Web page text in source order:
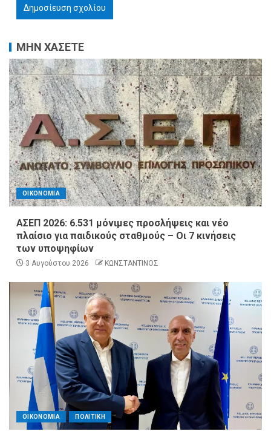
ΜΗΝ ΧΑΣΕΤΕ
ΟΙΚΟΝΟΜΙΑ
ΑΣΕΠ 2026: 6.531 μόνιμες προσλήψεις και νέο
πλαίσιο για παιδικούς σταθμούς – Οι 7 κινήσεις
των υποψηφίων
3 Αυγούστου 2026 ΚΩΝΣΤΑΝΤΙΝΟΣ
ΟΙΚΟΝΟΜΙΑ ΠΟΛΙΤΙΚΗ